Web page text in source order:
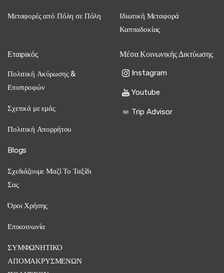
Μεταφορές από Πόλη σε Πόλη
Ιδιωτική Μεταφορά
Καππαδοκίας
Εταιρικός
Πολιτική Ακύρωσης &
Επιστροφών
Σχετικά με εμάς
Πολιτική Απορρήτου
Blogs
Σχεδιάζουμε Μαζί Το Ταξίδι
Σας
Όροι Χρήσης
Επικοινωνία
ΣΥΜΦΩΝΗΤΙΚΟ
ΑΠΟΜΑΚΡΥΣΜΕΝΩΝ
Μέσα Κοινωνικής Δικτύωσης
Instagram
Youtube
Trip Advisor